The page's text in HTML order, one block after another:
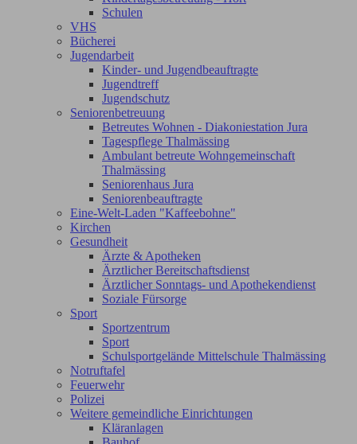
Schulen
VHS
Bücherei
Jugendarbeit
Kinder- und Jugendbeauftragte
Jugendtreff
Jugendschutz
Seniorenbetreuung
Betreutes Wohnen - Diakoniestation Jura
Tagespflege Thalmässing
Ambulant betreute Wohngemeinschaft
Thalmässing
Seniorenhaus Jura
Seniorenbeauftragte
Eine-Welt-Laden "Kaffeebohne"
Kirchen
Gesundheit
Ärzte & Apotheken
Ärztlicher Bereitschaftsdienst
Ärztlicher Sonntags- und Apothekendienst
Soziale Fürsorge
Sport
Sportzentrum
Sport
Schulsportgelände Mittelschule Thalmässing
Notruftafel
Feuerwehr
Polizei
Weitere gemeindliche Einrichtungen
Kläranlagen